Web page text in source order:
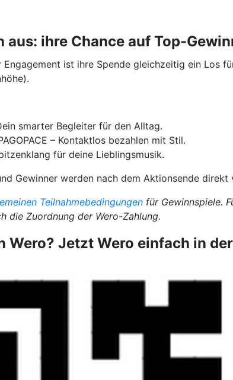
aus: ihre Chance auf Top-
Engagement ist ihre Spende gleichzeitig ein Los
smarter Begleiter für den Alltag.
– Kontaktlos bezahlen mit Stil.
für deine Lieblingsmusik.
Gewinner werden nach dem Aktionsende
Teilnahmebedingungen für Gewinnspiele.
die Zuordnung der Wero-Zahlung.
Wero? Jetzt Wero einfach in